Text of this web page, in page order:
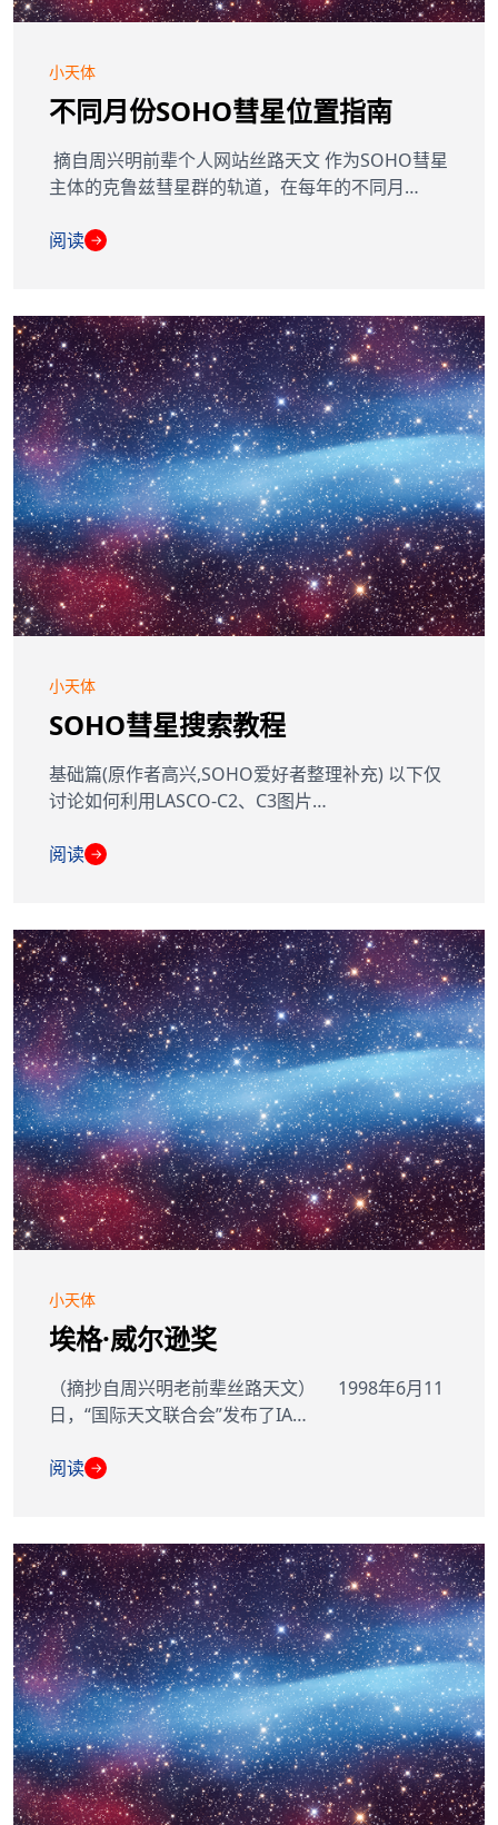
小天体
不同月份SOHO彗星位置指南
摘自周兴明前辈个人网站丝路天文 作为SOHO彗星
主体的克鲁兹彗星群的轨道，在每年的不同月…
阅读 →
小天体
SOHO彗星搜索教程
基础篇(原作者高兴,SOHO爱好者整理补充) 以下仅
讨论如何利用LASCO-C2、C3图片…
阅读 →
小天体
埃格·威尔逊奖
（摘抄自周兴明老前辈丝路天文） 1998年6月11
日，“国际天文联合会”发布了IA…
阅读 →